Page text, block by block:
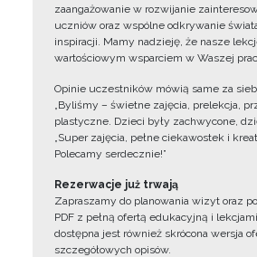
zaangażowanie w rozwijanie
uczniów oraz wspólne odkrywanie
inspiracji. Mamy nadzieję, że nasze
wartościowym wsparciem w Waszej
Opinie uczestników mówią same za
„Byliśmy – świetne zajęcia, prelekcja,
plastyczne. Dzieci były zachwycone,
„Super zajęcia, pełne ciekawostek i
Polecamy serdecznie!”
Rezerwacje już trwają
Zapraszamy do planowania wizyt oraz
PDF z pełną ofertą edukacyjną i
dostępna jest również skrócona wersja
szczegółowych opisów.